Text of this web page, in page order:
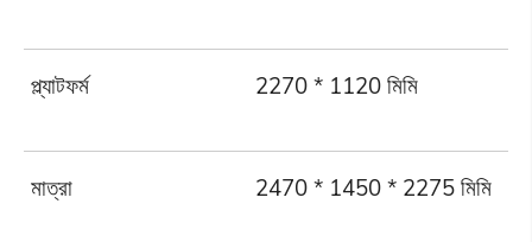
প্ল্যাটফর্ম 2270 * 1120 মিমি
মাত্রা 2470 * 1450 * 2275 মিমি